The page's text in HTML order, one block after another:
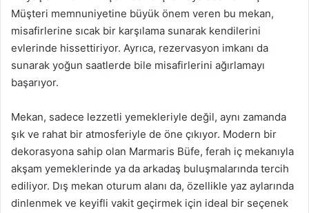
Müşteri memnuniyetine büyük önem veren bu mekan,
misafirlerine sıcak bir karşılama sunarak kendilerini
evlerinde hissettiriyor. Ayrıca, rezervasyon imkanı da
sunarak yoğun saatlerde bile misafirlerini ağırlamayı
başarıyor.
Mekan, sadece lezzetli yemekleriyle değil, aynı zamanda
şık ve rahat bir atmosferiyle de öne çıkıyor. Modern bir
dekorasyona sahip olan Marmaris Büfe, ferah iç mekanıyla
akşam yemeklerinde ya da arkadaş buluşmalarında tercih
ediliyor. Dış mekan oturum alanı da, özellikle yaz aylarında
dinlenmek ve keyifli vakit geçirmek için ideal bir seçenek